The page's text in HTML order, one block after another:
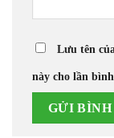
Lưu tên
này cho lần